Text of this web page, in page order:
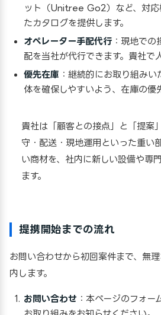
ット（Unitree Go2）など、対応
たカタログを提供します。
オペレーター手配代行 ：現地で
配を当社が代行できます。貴社で
優先在庫 ：継続的にお取り組み
体を確保しやすいよう、在庫の優
貴社は「顧客との接点」と「提案
守・配送・現地運用といった重い
い商材を、社内に新しい設備や専
ます。
提携開始までの流れ
お問い合わせから初回案件まで、無
内します。
お問い合わせ ：本ページのフォ